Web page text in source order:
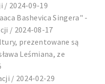
/ 2024-09-19
Bashevica Singera" -
/ 2024-08-17
prezentowane są
Leśmiana, ze
/ 2024-02-29